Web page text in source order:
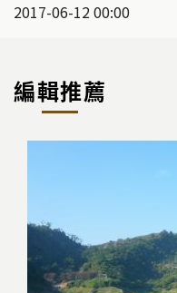
2017-06-12 00:00
編輯推薦